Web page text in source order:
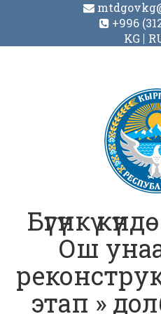
+996
KG
Бүгүнкү
Ош
этап »